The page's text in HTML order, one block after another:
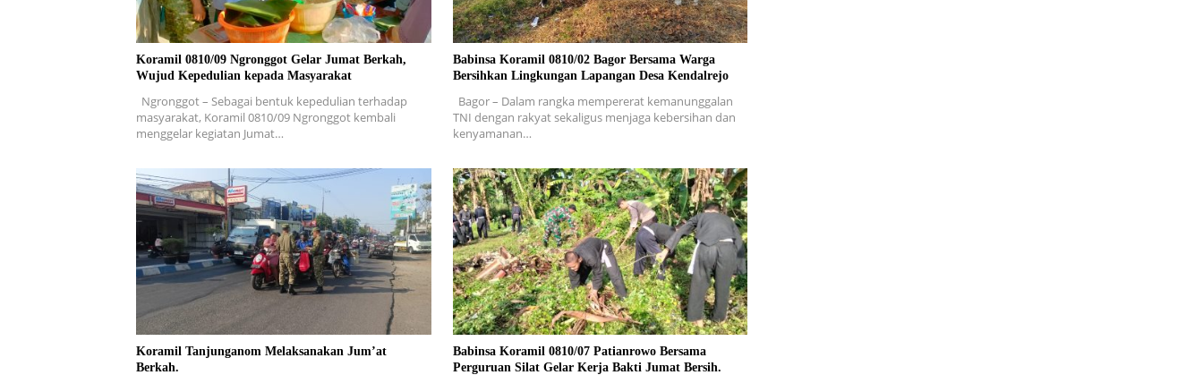
Koramil 0810/09 Ngronggot Gelar Jumat Berkah,
Wujud Kepedulian kepada Masyarakat
Ngronggot – Sebagai bentuk kepedulian terhadap
masyarakat, Koramil 0810/09 Ngronggot kembali
menggelar kegiatan Jumat…
Babinsa Koramil 0810/02 Bagor Bersama Warga
Bersihkan Lingkungan Lapangan Desa Kendalrejo
Bagor – Dalam rangka mempererat kemanunggalan
TNI dengan rakyat sekaligus menjaga kebersihan dan
kenyamanan…
Koramil Tanjunganom Melaksanakan Jum’at
Berkah.
Babinsa Koramil 0810/07 Patianrowo Bersama
Perguruan Silat Gelar Kerja Bakti Jumat Bersih.